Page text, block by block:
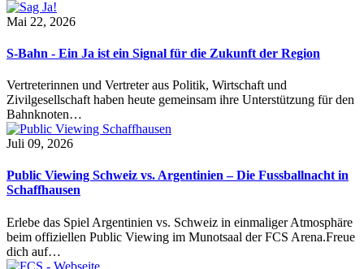
Mai 22, 2026
S-Bahn - Ein Ja ist ein Signal für die Zukunft der Region
Vertreterinnen und Vertreter aus Politik, Wirtschaft und
Zivilgesellschaft haben heute gemeinsam ihre Unterstützung für den
Bahnknoten…
Juli 09, 2026
Public Viewing Schweiz vs. Argentinien – Die Fussballnacht in
Schaffhausen
Erlebe das Spiel Argentinien vs. Schweiz in einmaliger Atmosphäre
beim offiziellen Public Viewing im Munotsaal der FCS Arena.Freue
dich auf…